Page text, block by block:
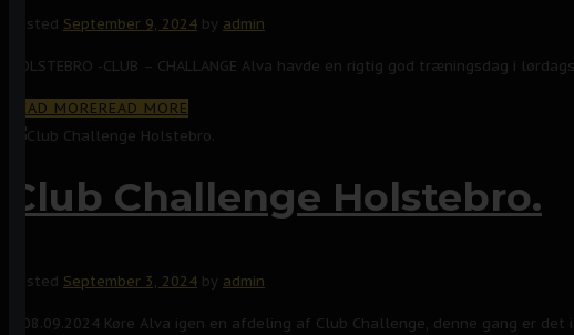
Posted September 9, 2024 by admin
HOLSTEBRO -CLUB – CHALLANGE Alva havde en rigtig god træningsdag i
READ MOREREAD MORE
Club Challenge Holstebro.
Posted September 3, 2024 by admin
D.08.09.2024 Køre Alva igen en afdeling af Club Challenge, denne gang er